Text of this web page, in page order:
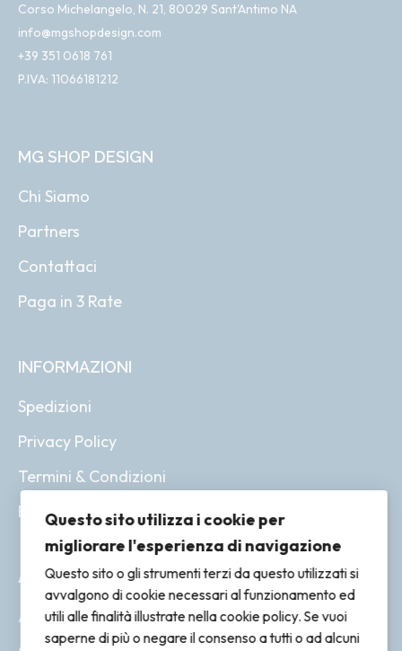
Corso Michelangelo, N. 21, 80029 Sant'Antimo NA
info@mgshopdesign.com
+39 351 0618 761
P.IVA: 11066181212
MG SHOP DESIGN
Chi Siamo
Partners
Contattaci
Paga in 3 Rate
INFORMAZIONI
Spedizioni
Privacy Policy
Termini & Condizioni
Resi & Rimborsi
ACCOUNT
Account
Questo sito utilizza i cookie per
migliorare l'esperienza di navigazione
Questo sito o gli strumenti terzi da questo utilizzati si
avvalgono di cookie necessari al funzionamento ed
utili alle finalità illustrate nella cookie policy. Se vuoi
saperne di più o negare il consenso a tutti o ad alcuni